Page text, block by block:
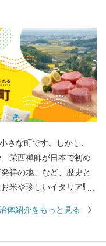
さな町です。しかし、
栄西禅師が日本で初め
祥の地」など、歴史と
米や珍しいイタリア野
る返礼品をご用意して
体紹介をもっと見る